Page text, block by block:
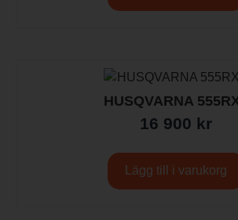
HUSQVARNA
16 900 kr
Lägg till i varukorg